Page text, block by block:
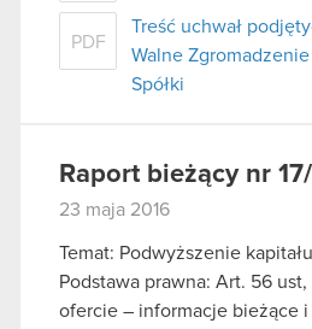
PDF
Treść uchwał
Walne
Spółki
Raport bieżący nr
23 maja 2016
Temat: Podwyższenie
Podstawa prawna: Art. 56
ofercie – informacje bieżące i